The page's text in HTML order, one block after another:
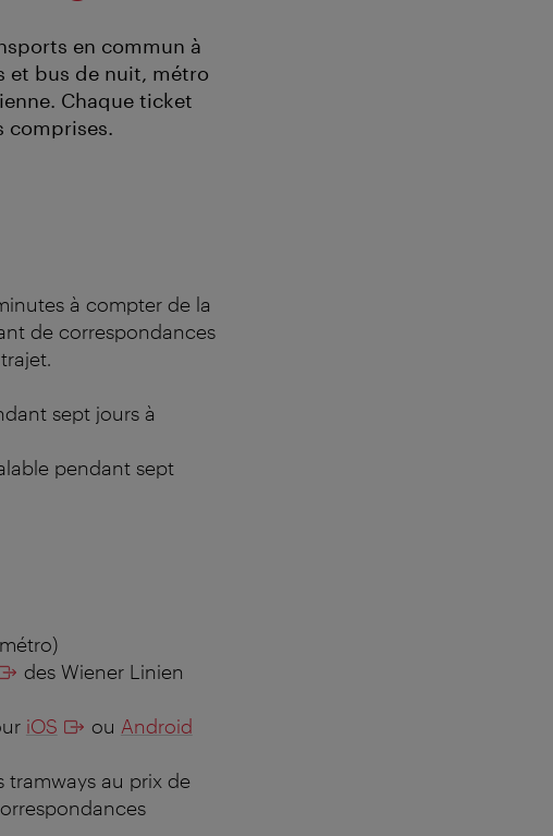
en commun à
et bus de nuit, métro
Chaque ticket
comprises.
à compter de la
de correspondances
sept jours à
pendant sept
des Wiener Linien
iOS ou Android
tramways au prix de